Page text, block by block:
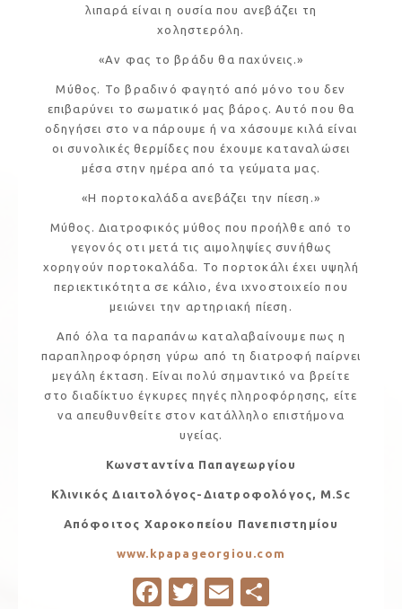
λιπαρά είναι η ουσία που ανεβάζει τη
χοληστερόλη.
«Αν φας το βράδυ θα παχύνεις.»
Μύθος. Το βραδινό φαγητό από μόνο του δεν
επιβαρύνει το σωματικό μας βάρος. Αυτό που θα
οδηγήσει στο να πάρουμε ή να χάσουμε κιλά είναι
οι συνολικές θερμίδες που έχουμε καταναλώσει
μέσα στην ημέρα από τα γεύματα μας.
«Η πορτοκαλάδα ανεβάζει την πίεση.»
Μύθος. Διατροφικός μύθος που προήλθε από το
γεγονός οτι μετά τις αιμοληψίες συνήθως
χορηγούν πορτοκαλάδα. Το πορτοκάλι έχει υψηλή
περιεκτικότητα σε κάλιο, ένα ιχνοστοιχείο που
μειώνει την αρτηριακή πίεση.
Από όλα τα παραπάνω καταλαβαίνουμε πως η
παραπληροφόρηση γύρω από τη διατροφή παίρνει
μεγάλη έκταση. Είναι πολύ σημαντικό να βρείτε
στο διαδίκτυο έγκυρες πηγές πληροφόρησης, είτε
να απευθυνθείτε στον κατάλληλο επιστήμονα
υγείας.
Κωνσταντίνα Παπαγεωργίου
Κλινικός Διαιτολόγος-Διατροφολόγος, M.Sc
Απόφοιτος Χαροκοπείου Πανεπιστημίου
www.kpapageorgiou.com
Fa T
E